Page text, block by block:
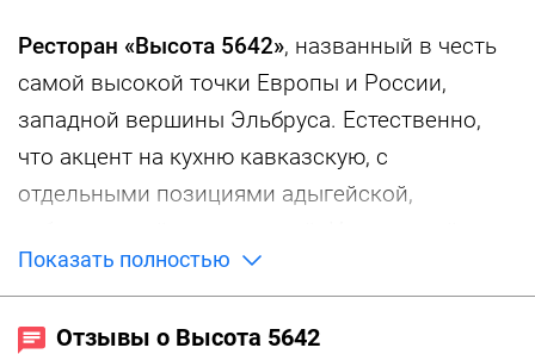
Ресторан «Высота 5642», названный в честь
самой высокой точки Европы и России,
западной вершины Эльбруса. Естественно,
что акцент на кухню кавказскую, с
отдельными позициями адыгейской,
эксперимент соединения городского и
природного.
Показать полностью
Отзывы о Высота 5642